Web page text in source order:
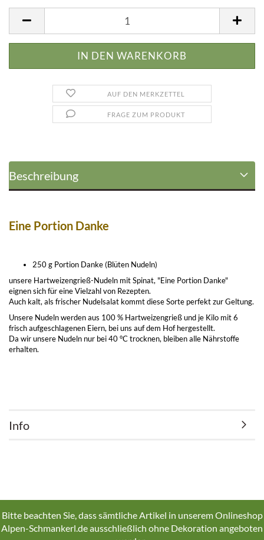
AUF DEN MERKZETTEL
FRAGE ZUM PRODUKT
Beschreibung
Eine Portion Danke
250 g Portion Danke (Blüten Nudeln)
unsere Hartweizengrieß-Nudeln mit Spinat, "Eine Portion Danke"
eignen sich für eine Vielzahl von Rezepten.
Auch kalt, als frischer Nudelsalat kommt diese Sorte perfekt zur Geltung.
Unsere Nudeln werden aus 100 % Hartweizengrieß und je Kilo mit 6
frisch aufgeschlagenen Eiern, bei uns auf dem Hof hergestellt.
Da wir unsere Nudeln nur bei 40 °C trocknen, bleiben alle Nährstoffe
erhalten.
Info
Bitte beachten Sie, dass sämtliche Artikel in unserem Onlineshop
Alpen-Schmankerl.de ausschließlich ohne Dekoration angeboten